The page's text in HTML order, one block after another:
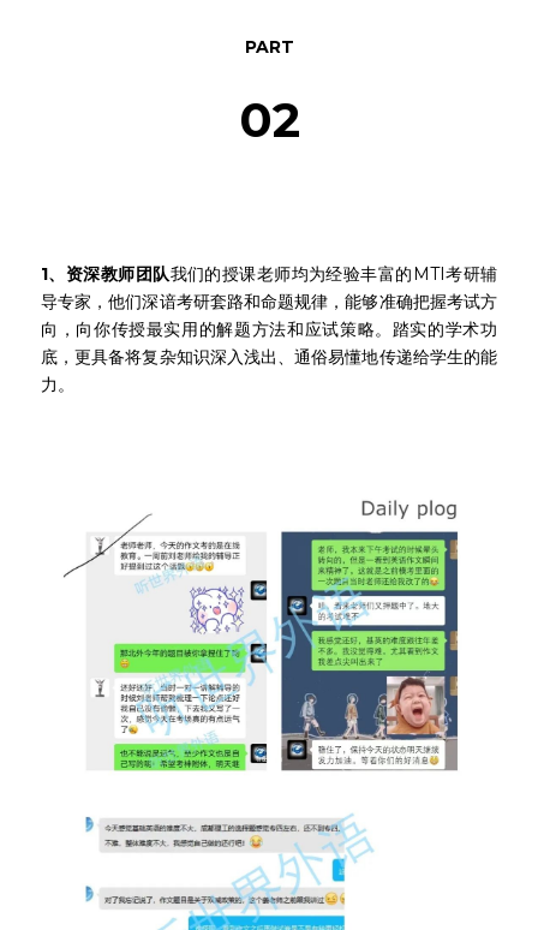
PART
02
1、资深教师团队我们的授课老师均为经验丰富的MTI考研辅
导专家，他们深谙考研套路和命题规律，能够准确把握考试方
向，向你传授最实用的解题方法和应试策略。踏实的学术功
底，更具备将复杂知识深入浅出、通俗易懂地传递给学生的能
力。